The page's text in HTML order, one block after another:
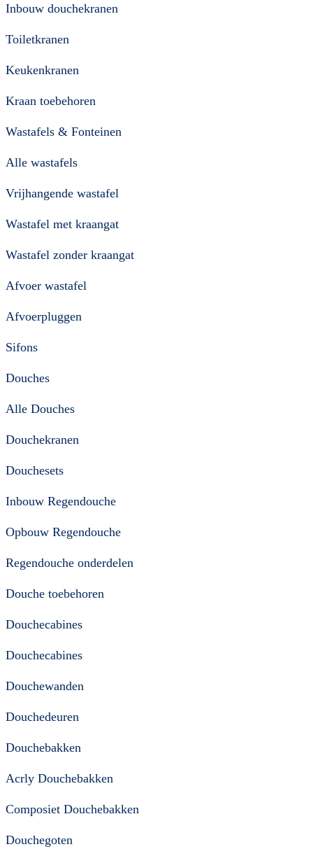
Inbouw douchekranen
Toiletkranen
Keukenkranen
Kraan toebehoren
Wastafels & Fonteinen
Alle wastafels
Vrijhangende wastafel
Wastafel met kraangat
Wastafel zonder kraangat
Afvoer wastafel
Afvoerpluggen
Sifons
Douches
Alle Douches
Douchekranen
Douchesets
Inbouw Regendouche
Opbouw Regendouche
Regendouche onderdelen
Douche toebehoren
Douchecabines
Douchecabines
Douchewanden
Douchedeuren
Douchebakken
Acrly Douchebakken
Composiet Douchebakken
Douchegoten